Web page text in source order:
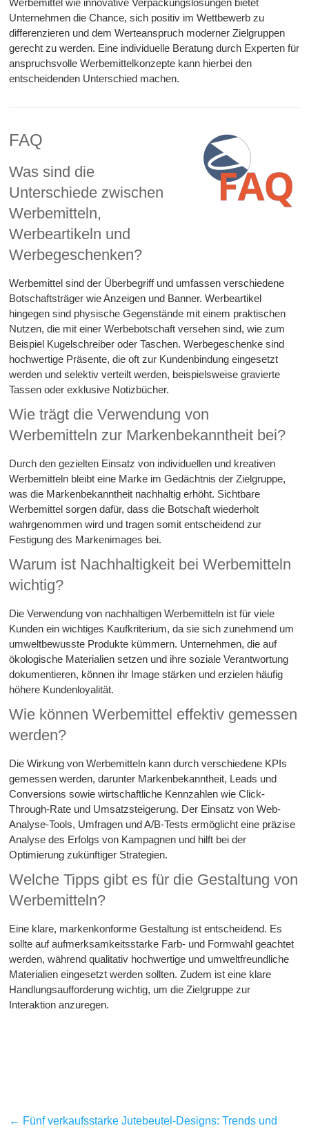
Werbemittel wie innovative Verpackungslösungen bietet
Unternehmen die Chance, sich positiv im Wettbewerb zu
differenzieren und dem Werteanspruch moderner Zielgruppen
gerecht zu werden. Eine individuelle Beratung durch Experten für
anspruchsvolle Werbemittelkonzepte kann hierbei den
entscheidenden Unterschied machen.
FAQ
Was sind die
Unterschiede zwischen
Werbemitteln,
Werbeartikeln und
Werbegeschenken?
Werbemittel sind der Überbegriff und umfassen verschiedene
Botschaftsträger wie Anzeigen und Banner. Werbeartikel
hingegen sind physische Gegenstände mit einem praktischen
Nutzen, die mit einer Werbebotschaft versehen sind, wie zum
Beispiel Kugelschreiber oder Taschen. Werbegeschenke sind
hochwertige Präsente, die oft zur Kundenbindung eingesetzt
werden und selektiv verteilt werden, beispielsweise gravierte
Tassen oder exklusive Notizbücher.
Wie trägt die Verwendung von
Werbemitteln zur Markenbekanntheit bei?
Durch den gezielten Einsatz von individuellen und kreativen
Werbemitteln bleibt eine Marke im Gedächtnis der Zielgruppe,
was die Markenbekanntheit nachhaltig erhöht. Sichtbare
Werbemittel sorgen dafür, dass die Botschaft wiederholt
wahrgenommen wird und tragen somit entscheidend zur
Festigung des Markenimages bei.
Warum ist Nachhaltigkeit bei Werbemitteln
wichtig?
Die Verwendung von nachhaltigen Werbemitteln ist für viele
Kunden ein wichtiges Kaufkriterium, da sie sich zunehmend um
umweltbewusste Produkte kümmern. Unternehmen, die auf
ökologische Materialien setzen und ihre soziale Verantwortung
dokumentieren, können ihr Image stärken und erzielen häufig
höhere Kundenloyalität.
Wie können Werbemittel effektiv gemessen
werden?
Die Wirkung von Werbemitteln kann durch verschiedene KPIs
gemessen werden, darunter Markenbekanntheit, Leads und
Conversions sowie wirtschaftliche Kennzahlen wie Click-
Through-Rate und Umsatzsteigerung. Der Einsatz von Web-
Analyse-Tools, Umfragen und A/B-Tests ermöglicht eine präzise
Analyse des Erfolgs von Kampagnen und hilft bei der
Optimierung zukünftiger Strategien.
Welche Tipps gibt es für die Gestaltung von
Werbemitteln?
Eine klare, markenkonforme Gestaltung ist entscheidend. Es
sollte auf aufmerksamkeitsstarke Farb- und Formwahl geachtet
werden, während qualitativ hochwertige und umweltfreundliche
Materialien eingesetzt werden sollten. Zudem ist eine klare
Handlungsaufforderung wichtig, um die Zielgruppe zur
Interaktion anzuregen.
← Fünf verkaufsstarke Jutebeutel-Designs: Trends und